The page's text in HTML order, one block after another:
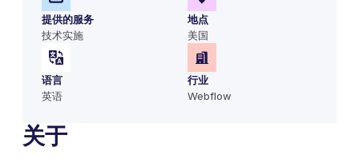
提供的服务
技术实施
地点
美国
语言
英语
行业
Webflow
关于